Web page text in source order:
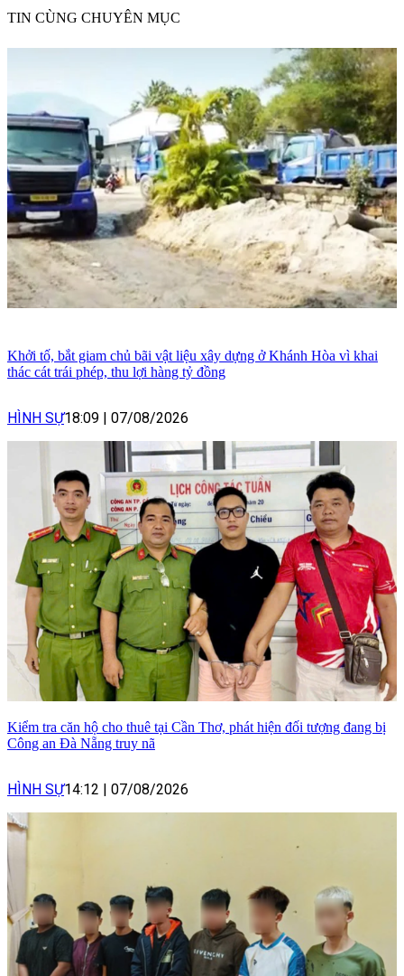
TIN CÙNG CHUYÊN MỤC
Khởi tố, bắt giam chủ bãi vật liệu xây dựng ở Khánh Hòa vì khai
thác cát trái phép, thu lợi hàng tỷ đồng
HÌNH SỰ18:09 07/08/2026
Kiểm tra căn hộ cho thuê tại Cần Thơ, phát hiện đối tượng đang bị
Công an Đà Nẵng truy nã
HÌNH SỰ14:12 07/08/2026